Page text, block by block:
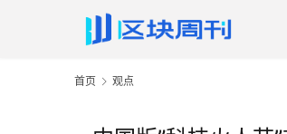
首页 观点